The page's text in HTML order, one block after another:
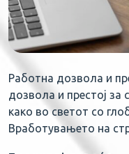
Работна дозвола и
дозвола и престој за
како во светот со
Вработувањето на